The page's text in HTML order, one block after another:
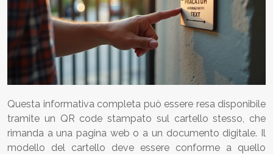
Questa informativa completa può essere resa disponibile
tramite un QR code stampato sul cartello stesso, che
rimanda a una pagina web o a un documento digitale. Il
modello del cartello deve essere conforme a quello